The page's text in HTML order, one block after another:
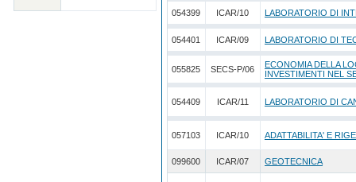
054399 ICAR/10 LABORATORIO DI
054401 ICAR/09 LABORATORIO DI
055825 SECS-P/06
ECONOMIA DELLA
INVESTIMENTI NEL
054409 ICAR/11 LABORATORIO DI
057103 ICAR/10 ADATTABILITA' E
099600 ICAR/07 GEOTECNICA